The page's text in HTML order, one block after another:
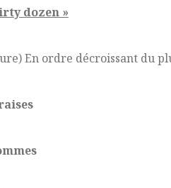
dozen »
En ordre décroissant du